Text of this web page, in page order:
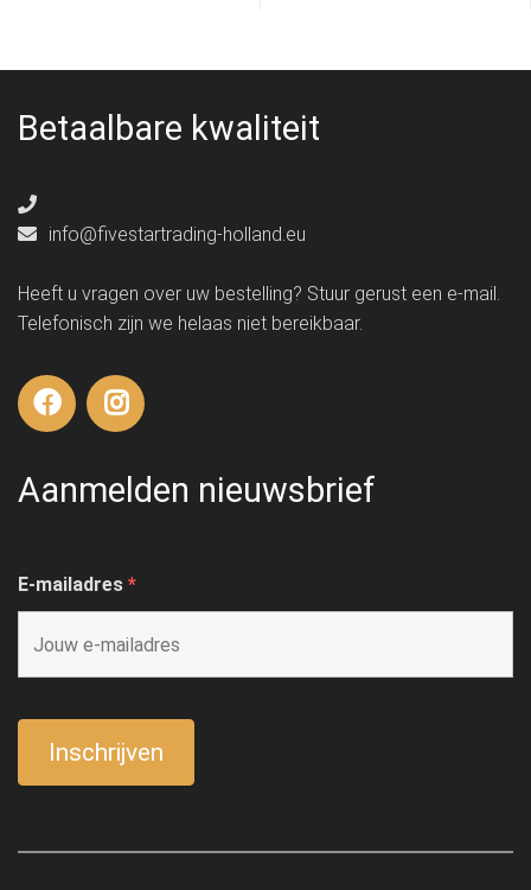
Betaalbare kwaliteit
info@fivestartrading-holland.eu
Heeft u vragen over uw bestelling? Stuur gerust een e-mail.
Telefonisch zijn we helaas niet bereikbaar.
Aanmelden nieuwsbrief
E-mailadres *